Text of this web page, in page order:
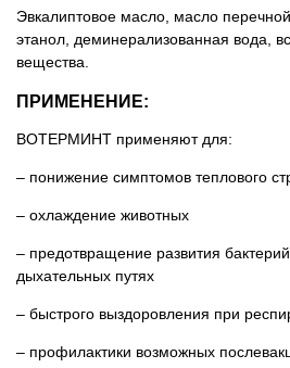
Эвкалиптовое масло, масло
этанол, деминерализованная вода,
вещества.
ПРИМЕНЕНИЕ:
ВОТЕРМИНТ применяют для:
– понижение симптомов теплового
– охлаждение животных
– предотвращение развития
дыхательных путях
– быстрого выздоровления при
– профилактики возможных
Популярные зоотовары